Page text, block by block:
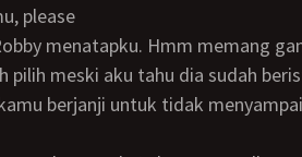
please
pilih meski aku tahu dia sudah